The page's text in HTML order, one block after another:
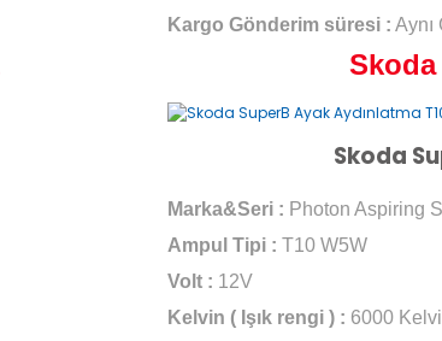
Kargo Gönderim süresi : Aynı
Skoda
Skoda
Marka&Seri : Photon Aspiring
Ampul Tipi : T10 W5W
Volt : 12V
Kelvin ( Işık rengi ) : 6000